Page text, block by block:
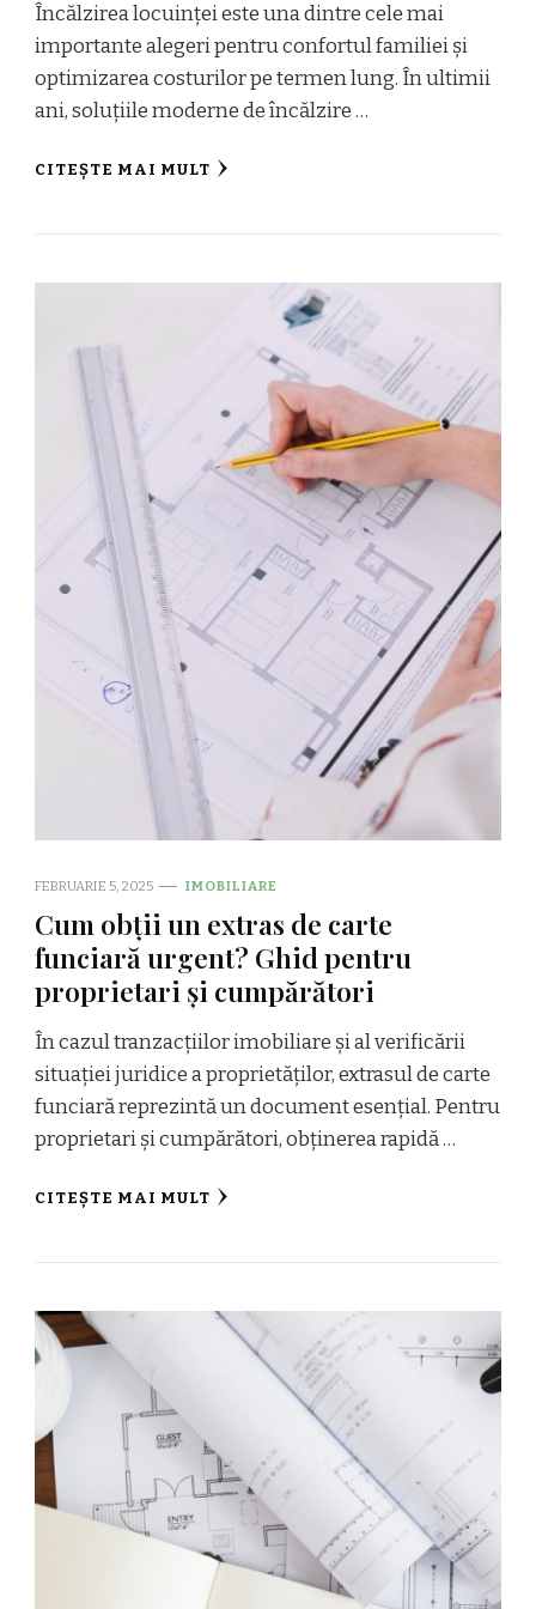
Încălzirea locuinței este una dintre cele mai
importante alegeri pentru confortul familiei și
optimizarea costurilor pe termen lung. În ultimii
ani, soluțiile moderne de încălzire …
CITEȘTE MAI MULT
FEBRUARIE 5, 2025 IMOBILIARE
Cum obții un extras de carte
funciară urgent? Ghid pentru
proprietari și cumpărători
În cazul tranzacțiilor imobiliare și al verificării
situației juridice a proprietăților, extrasul de carte
funciară reprezintă un document esențial. Pentru
proprietari și cumpărători, obținerea rapidă …
CITEȘTE MAI MULT